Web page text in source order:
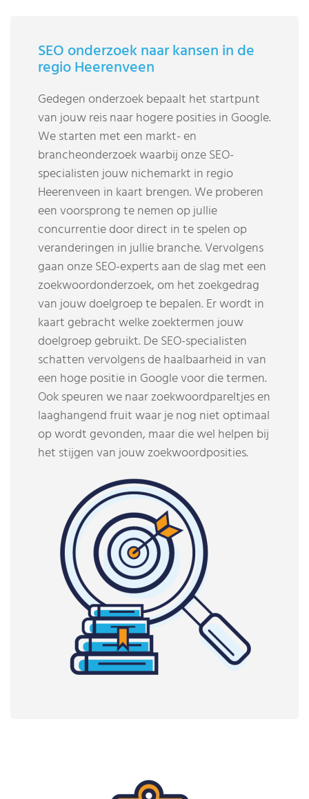
SEO onderzoek naar kansen in de
regio Heerenveen
Gedegen onderzoek bepaalt het startpunt
van jouw reis naar hogere posities in Google.
We starten met een markt- en
brancheonderzoek waarbij onze SEO-
specialisten jouw nichemarkt in regio
Heerenveen in kaart brengen. We proberen
een voorsprong te nemen op jullie
concurrentie door direct in te spelen op
veranderingen in jullie branche. Vervolgens
gaan onze SEO-experts aan de slag met een
zoekwoordonderzoek, om het zoekgedrag
van jouw doelgroep te bepalen. Er wordt in
kaart gebracht welke zoektermen jouw
doelgroep gebruikt. De SEO-specialisten
schatten vervolgens de haalbaarheid in van
een hoge positie in Google voor die termen.
Ook speuren we naar zoekwoordpareltjes en
laaghangend fruit waar je nog niet optimaal
op wordt gevonden, maar die wel helpen bij
het stijgen van jouw zoekwoordposities.